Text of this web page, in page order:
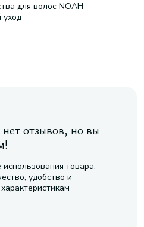
для волос NOAH
отзывов, но вы
товара.
удобство и